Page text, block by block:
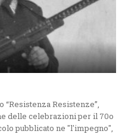
Resistenze”,
delle celebrazioni per il 70o
pubblicato ne "l'impegno",